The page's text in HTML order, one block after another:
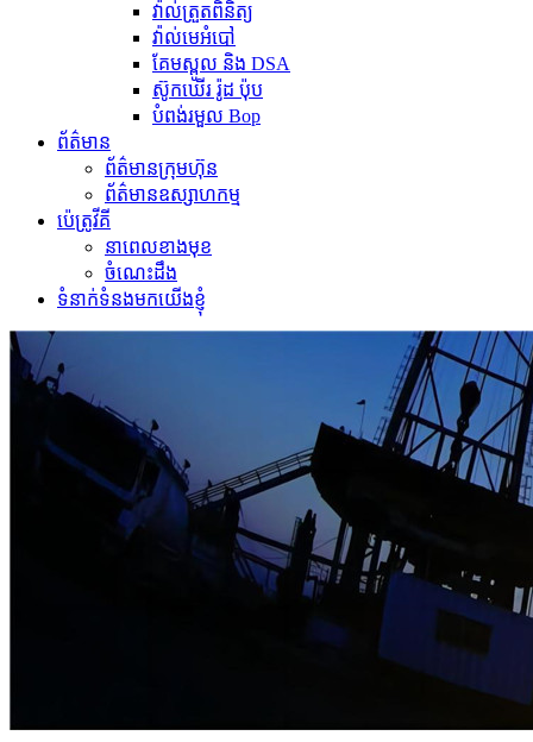
វ៉ាល់ត្រួតពិនិត្យ
វ៉ាល់មេអំបៅ
គែមស្ពូល និង DSA
ស៊ូកឃើរ រ៉ូដ ប៉ុប
បំពង់​រមួល Bop
ព័ត៌មាន
ព័ត៌មានក្រុមហ៊ុន
ព័ត៌មានឧស្សាហកម្ម
ប៉េត្រូវីគី
នាពេលខាងមុខ
ចំណេះដឹង
ទំនាក់ទំនងមកយើងខ្ញុំ